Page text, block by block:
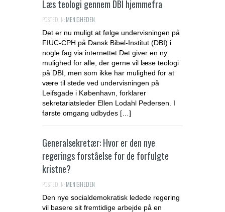
Læs teologi gennem DBI hjemmefra
POSTED IN:MENIGHEDEN
Det er nu muligt at følge undervisningen på
FIUC-CPH på Dansk Bibel-Institut (DBI) i
nogle fag via internettet Det giver en ny
mulighed for alle, der gerne vil læse teologi
på DBI, men som ikke har mulighed for at
være til stede ved undervisningen på
Leifsgade i København, forklarer
sekretariatsleder Ellen Lodahl Pedersen. I
første omgang udbydes […]
Generalsekretær: Hvor er den nye
regerings forståelse for de forfulgte
kristne?
POSTED IN:MENIGHEDEN
Den nye socialdemokratisk ledede regering
vil basere sit fremtidige arbejde på en